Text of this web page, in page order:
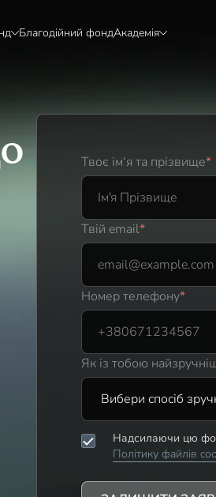
Благодійний фондАкадемія
Твоє ім‘я та прізвище*
Твій email*
Номер телефону*
Як із тобою
Надсилаючи цю
Політику файлів